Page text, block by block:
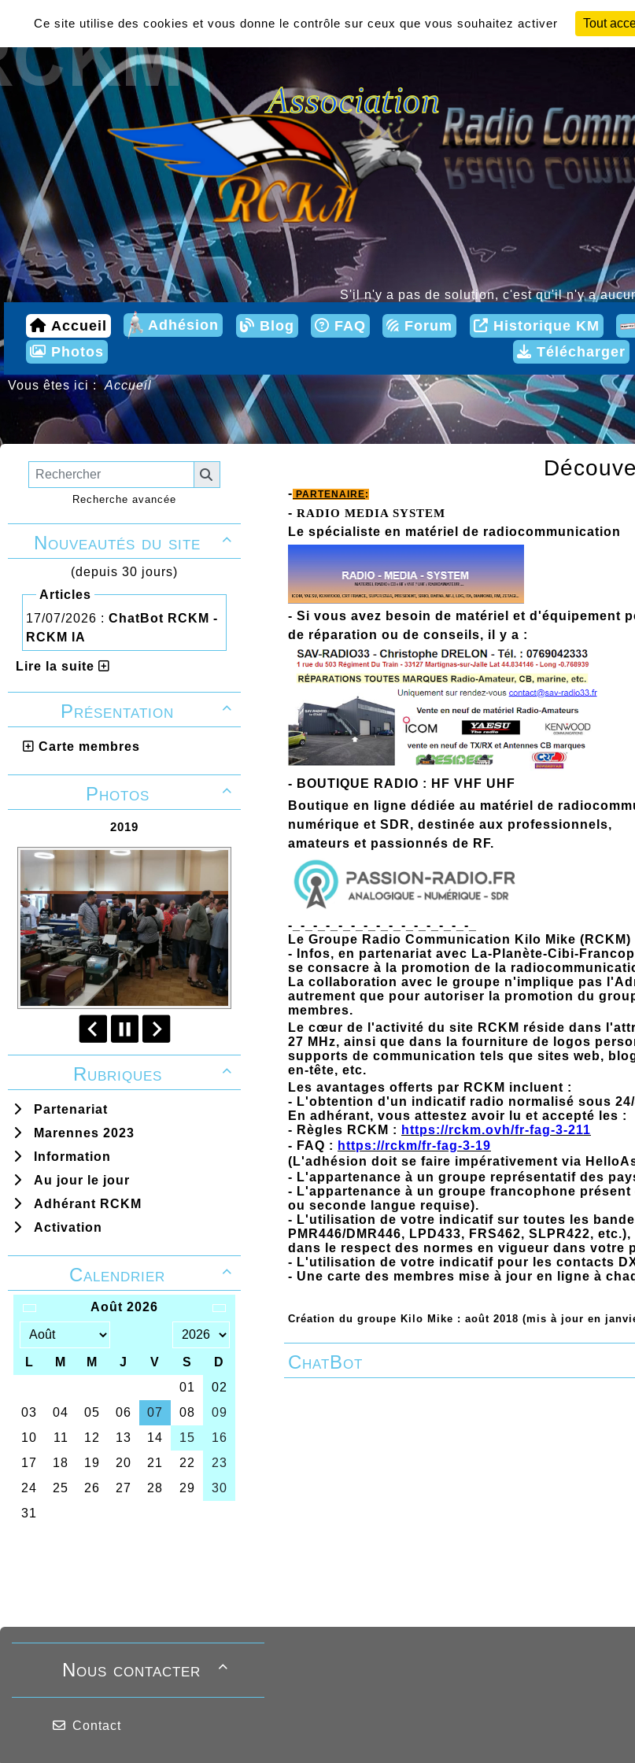
S'il n'y a pas de solution, c'est qu'il n'y a
Accueil Adhésion Blog FAQ Forum Historique KM
Photos
Télécharger
Vous êtes ici :Accueil
Recherche avancée

Nouveautés du site
(depuis 30 jours)
Articles
17/07/2026 : ChatBot RCKM -
RCKM IA
Lire la suite

Présentation
Carte membres

Photos
2019

Rubriques
Partenariat
Marennes 2023
Information
Au jour le jour
Adhérant RCKM
Activation

Calendrier
- PARTENAIRE:
- RADIO MEDIA SYSTEM
Le spécialiste en matériel de radiocommunication
- Si vous avez besoin de matériel et d'équipement
de réparation ou de conseils, il y a :
- BOUTIQUE RADIO : HF VHF UHF
Boutique en ligne dédiée au matériel de
numérique et SDR, destinée aux professionnels,
amateurs et passionnés de RF.
-_-_-_-_-_-_-_-_-_-_-_-_-_-_-_
Le Groupe Radio Communication Kilo Mike (RCKM)
- Infos, en partenariat avec La-Planète-Cibi-
se consacre à la promotion de la
La collaboration avec le groupe n'implique pas
autrement que pour autoriser la promotion du
membres.
Le cœur de l'activité du site RCKM réside dans
27 MHz, ainsi que dans la fourniture de logos
supports de communication tels que sites web,
en-tête, etc.
Les avantages offerts par RCKM incluent :
- L'obtention d'un indicatif radio normalisé sous
En adhérant, vous attestez avoir lu et accepté les :
- Règles RCKM : https://rckm.ovh/fr-fag-3-211
- FAQ : https://rckm/fr-fag-3-19
(L'adhésion doit se faire impérativement via
- L'appartenance à un groupe représentatif des
- L'appartenance à un groupe francophone
ou seconde langue requise).
- L'utilisation de votre indicatif sur toutes les
PMR446/DMR446, LPD433, FRS462, SLPR422, etc.),
dans le respect des normes en vigueur dans votre
- L'utilisation de votre indicatif pour les contacts
- Une carte des membres mise à jour en ligne à
Création du groupe Kilo Mike : août 2018 (mis à jour en
ChatBot

Nous contacter
Contact
Ce site utilise des cookies et vous donne le contrôle sur ceux que vous souhaitez activer
Tout